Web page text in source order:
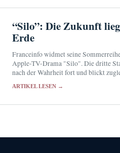
“Silo”: Die Zukunft
Erde
Franceinfo widmet seine
Apple-TV-Drama "Silo". Die dritte
nach der Wahrheit fort und blickt
ARTIKEL LESEN →